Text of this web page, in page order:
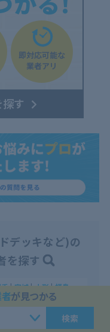
即対応可能な
業者アリ
す
デッキなど)の
を探す
|宮城|山形|福島
|茨城|栃木|群馬
が見つかる
検索